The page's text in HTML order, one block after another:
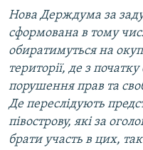
Нова Держдума за
сформована в тому
обиратимуться на
території, де з початку
порушення прав та
Де переслідують
півострову, які за
брати участь в цих,